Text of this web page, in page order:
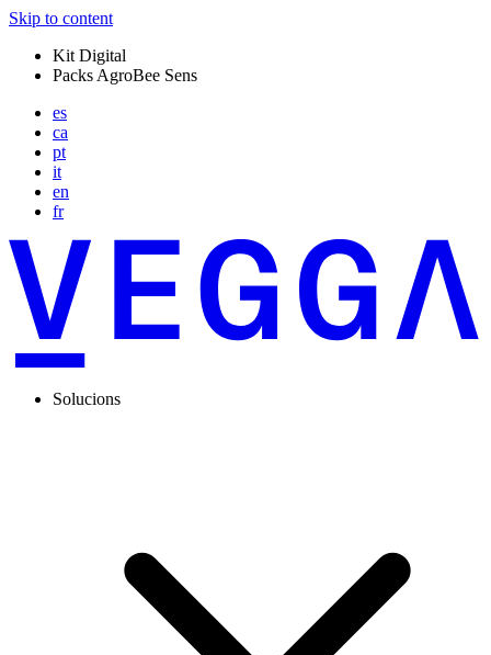
Skip to content
Kit Digital
Packs AgroBee Sens
es
ca
pt
it
en
fr
Solucions